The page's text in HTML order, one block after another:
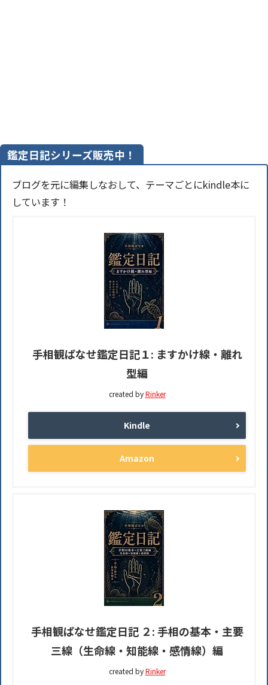
鑑定日記シリーズ販売中！
ブログを元に編集しなおして、テーマごとにkindle本に
しています！
手相観ぱなせ鑑定日記１: ますかけ線・離れ
型編
created byRinker
Kindle
Amazon
手相観ぱなせ鑑定日記 ２: 手相の基本・主要
三線（生命線・知能線・感情線）編
created byRinker